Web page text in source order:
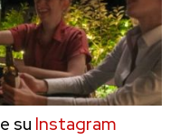
e su Instagram